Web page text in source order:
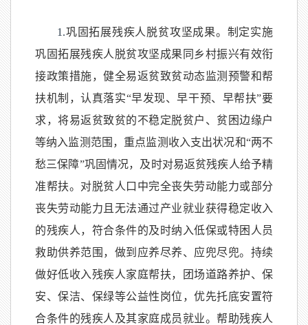
1.巩固拓展残疾人脱贫攻坚成果。制定实施
巩固拓展残疾人脱贫攻坚成果同乡村振兴有效衔
接政策措施，健全易返贫致贫动态监测预警和帮
扶机制，认真落实“早发现、早干预、早帮扶”要
求，将易返贫致贫的不稳定脱贫户、贫困边缘户
等纳入监测范围，重点监测收入支出状况和“两不
愁三保障”巩固情况，及时对易返贫残疾人给予精
准帮扶。对脱贫人口中完全丧失劳动能力或部分
丧失劳动能力且无法通过产业就业获得稳定收入
的残疾人，符合条件的及时纳入低保或特困人员
救助供养范围，做到应养尽养、应兜尽兜。持续
做好低收入残疾人家庭帮扶，团场道路养护、保
安、保洁、保绿等公益性岗位，优先托底安置符
合条件的残疾人及其家庭成员就业。帮助残疾人